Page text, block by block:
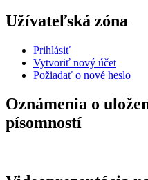
Užívateľská zóna
Prihlásiť
Vytvoriť nový účet
Požiadať o nové heslo
Oznámenia o
písomností